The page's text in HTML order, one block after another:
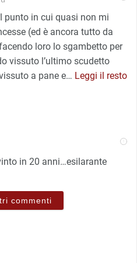
punto in cui quasi non mi
(ed è ancora tutto da
loro lo sgambetto per
vissuto l’ultimo scudetto
a pane e… Leggi il resto
in 20 anni…esilarante
commenti